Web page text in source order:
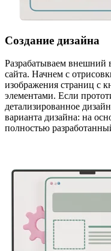
Создание дизайна
Разрабатываем внешний
сайта. Начнем с
изображения страниц с
элементами. Если
детализированное
варианта дизайна: на
полностью